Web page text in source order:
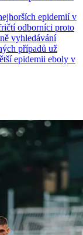
epidemií v
odborníci proto
vyhledávání
případů už
epidemii eboly v